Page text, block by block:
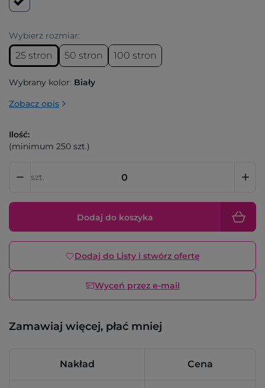
Wybierz rozmiar:
25 stron 50 stron 100 stron
Wybrany kolor: Biały
Zobacz opis
Ilość:
(minimum 250 szt.)
szt.
Dodaj do koszyka
Dodaj do Listy i stwórz ofertę
Wyceń przez e-mail
Zamawiaj więcej, płać mniej
Nakład Cena